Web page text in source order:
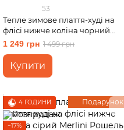
53
Тепле зимове плаття-худі на
флісі нижче коліна чорний
Merlini Рошель 700001001,
розмір 46-48 (L-XL)
1 249 грн 1 499 грн
Купити
Подарунок
4 ГОДИНИ
−17%